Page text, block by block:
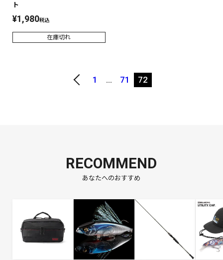
ト
¥1,980税込
在庫切れ
1 … 71 72
RECOMMEND
あなたへのおすすめ